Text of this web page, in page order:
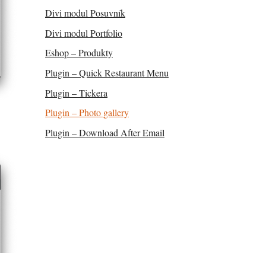
Divi modul Posuvník
Divi modul Portfolio
Eshop – Produkty
Plugin – Quick Restaurant Menu
Plugin – Tickera
Plugin – Photo gallery
Plugin – Download After Email